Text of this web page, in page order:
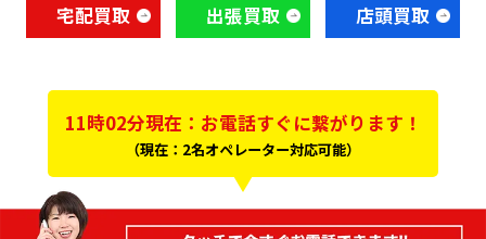
宅配買取 出張買取 店頭買取
11時02分現在：お電話すぐに繋がります！
（現在：2名オペレーター対応可能）